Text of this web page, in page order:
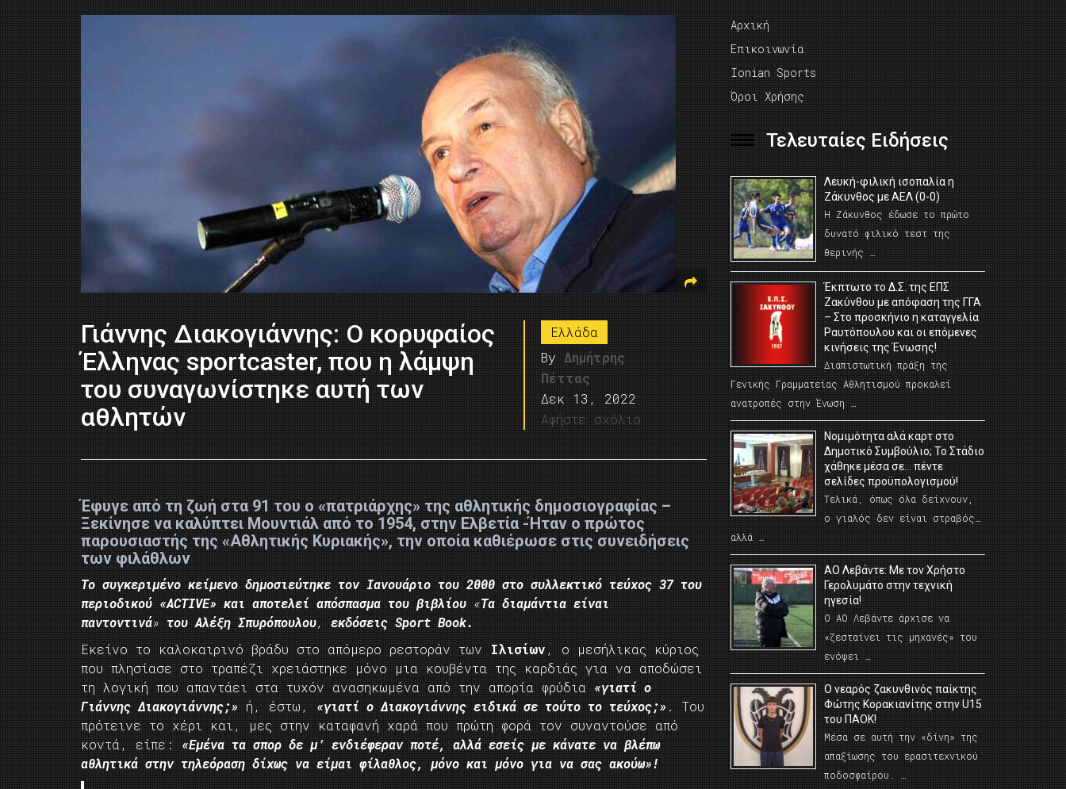
Γιάννης Διακογιάννης: Ο κορυφαίος
Έλληνας sportcaster, που η λάμψη
του συναγωνίστηκε αυτή των
αθλητών
Ελλάδα
By Δημήτρης
Πέττας
Δεκ 13, 2022
Αφήστε σχόλιο
Έφυγε από τη ζωή στα 91 του ο «πατριάρχης» της αθλητικής δημοσιογραφίας –
Ξεκίνησε να καλύπτει Μουντιάλ από το 1954, στην Ελβετία -Ήταν ο πρώτος
παρουσιαστής της «Αθλητικής Κυριακής», την οποία καθιέρωσε στις συνειδήσεις
των φιλάθλων
Το συγκεριμένο κείμενο δημοσιεύτηκε τον Ιανουάριο του 2000 στο συλλεκτικό τεύχος 37 του
περιοδικού «ACTIVE» και αποτελεί απόσπασμα του βιβλίου «Tα διαμάντια είναι
παντοντινά» του Αλέξη Σπυρόπουλου, εκδόσεις Sport Book.
Εκείνο το καλοκαιρινό βράδυ στο απόμερο ρεστοράν των Ιλισίων , ο μεσήλικας κύριος
που πλησίασε στο τραπέζι χρειάστηκε μόνο μια κουβέντα της καρδιάς για να αποδώσει
τη λογική που απαντάει στα τυχόν ανασηκωμένα από την απορία φρύδια «γιατί ο
Γιάννης Διακογιάννης;» ή, έστω, «γιατί ο Διακογιάννης ειδικά σε τούτο το τεύχος;» . Του
πρότεινε το χέρι και, μες στην καταφανή χαρά που πρώτη φορά τον συναντούσε από
κοντά, είπε: «Εμένα τα σπορ δε μ’ ενδιέφεραν ποτέ, αλλά εσείς με κάνατε να βλέπω
αθλητικά στην τηλεόραση δίχως να είμαι φίλαθλος, μόνο και μόνο για να σας ακούω»!
Αρχική
Επικοινωνία
Ionian Sports
Όροι Χρήσης
Τελευταίες Ειδήσεις
Λευκή-φιλική ισοπαλία η
Ζάκυνθος με ΑΕΛ (0-0)
Η Ζάκυνθος έδωσε το πρώτο
δυνατό φιλικό τεστ της
θερινής …
Έκπτωτο το Δ.Σ. της ΕΠΣ
Ζακύνθου με απόφαση της ΓΓΑ
– Στο προσκήνιο η καταγγελία
Ραυτόπουλου και οι επόμενες
κινήσεις της Ένωσης!
Διαπιστωτική πράξη της
Γενικής Γραμματείας Αθλητισμού προκαλεί
ανατροπές στην Ένωση …
Νομιμότητα αλά καρτ στο
Δημοτικό Συμβούλιο; Το Στάδιο
χάθηκε μέσα σε… πέντε
σελίδες προϋπολογισμού!
Τελικά, όπως όλα δείχνουν,
ο γιαλός δεν είναι στραβός…
αλλά …
ΑΟ Λεβάντε: Με τον Χρήστο
Γερολυμάτο στην τεχνική
ηγεσία!
Ο ΑΟ Λεβάντε άρχισε να
«ζεσταίνει τις μηχανές» του
ενόψει …
O νεαρός ζακυνθινός παίκτης
Φώτης Κορακιανίτης στην U15
του ΠΑΟΚ!
Μέσα σε αυτή την «δίνη» της
απαξίωσης του ερασιτεχνικού
ποδοσφαίρου. …